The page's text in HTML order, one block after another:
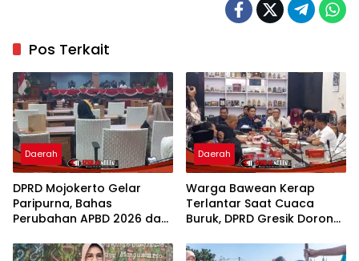
Pos Terkait
Daerah
DPRD Mojokerto Gelar
Paripurna, Bahas
Perubahan APBD 2026 dan
Daerah
Warga Bawean Kerap
Terlantar Saat Cuaca
Buruk, DPRD Gresik Dorong